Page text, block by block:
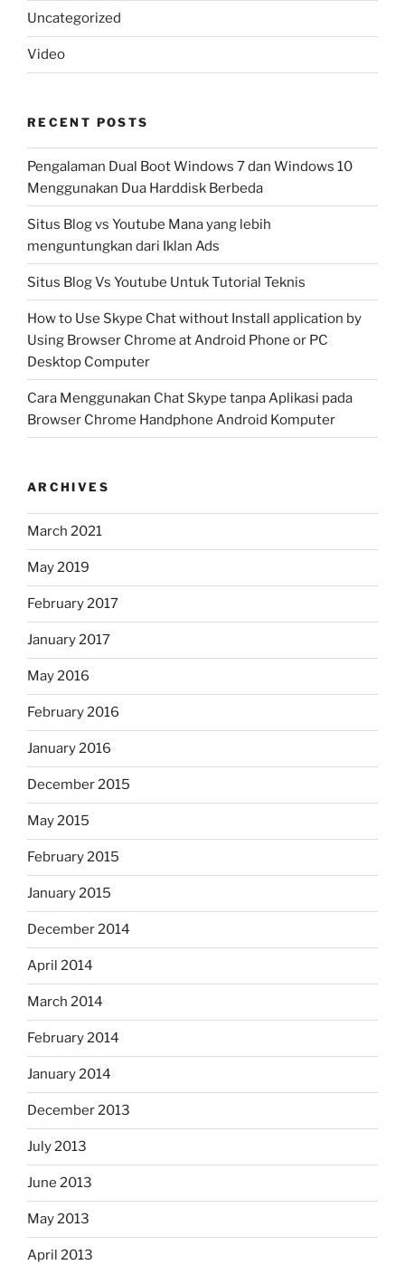
Uncategorized
Video
RECENT POSTS
Pengalaman Dual Boot Windows 7 dan Windows 10
Menggunakan Dua Harddisk Berbeda
Situs Blog vs Youtube Mana yang lebih
menguntungkan dari Iklan Ads
Situs Blog Vs Youtube Untuk Tutorial Teknis
How to Use Skype Chat without Install application by
Using Browser Chrome at Android Phone or PC
Desktop Computer
Cara Menggunakan Chat Skype tanpa Aplikasi pada
Browser Chrome Handphone Android Komputer
ARCHIVES
March 2021
May 2019
February 2017
January 2017
May 2016
February 2016
January 2016
December 2015
May 2015
February 2015
January 2015
December 2014
April 2014
March 2014
February 2014
January 2014
December 2013
July 2013
June 2013
May 2013
April 2013